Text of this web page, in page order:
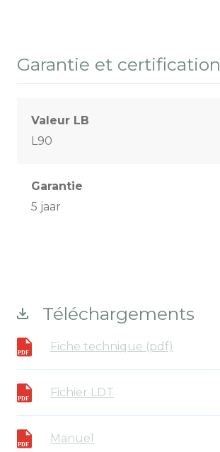
Garantie et certification
Valeur LB
L90
Garantie
5 jaar
Téléchargements
Fiche technique (pdf)
Fichier LDT
Manuel